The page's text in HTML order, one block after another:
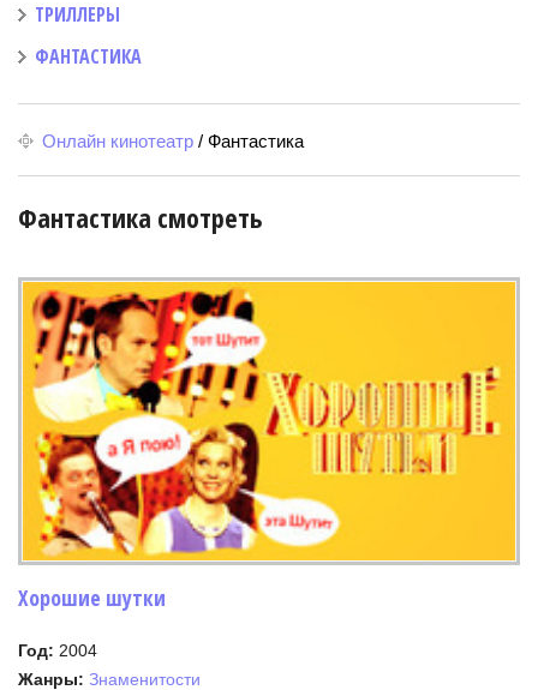
ТРИЛЛЕРЫ
ФАНТАСТИКА
Онлайн кинотеатр / Фантастика
Фантастика смотреть
Хорошие шутки
Год: 2004
Жанры: Знаменитости